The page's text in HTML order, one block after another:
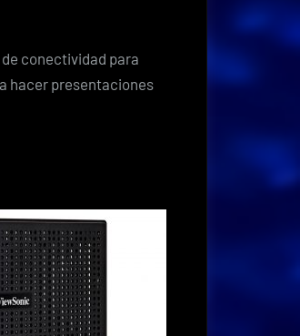
conectividad para
hacer presentaciones